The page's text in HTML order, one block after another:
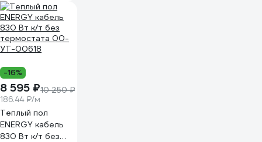
IQWATT для
любого
напольного
покрытия IQ
FLOOR CABLE
1000 Вт - 50 м -
6,7 м.кв. 209
-16%
8 595 ₽10 250 ₽
186.44 ₽/м
Теплый пол
ENERGY кабель
830 Вт к/т без